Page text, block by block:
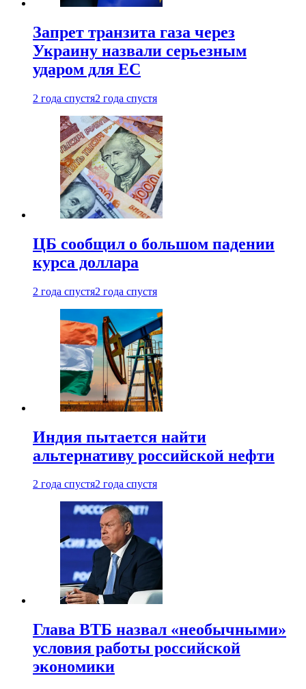
Запрет транзита газа через
Украину назвали серьезным
ударом для ЕС
2 года спустя2 года спустя
ЦБ сообщил о большом падении
курса доллара
2 года спустя2 года спустя
Индия пытается найти
альтернативу российской нефти
2 года спустя2 года спустя
Глава ВТБ назвал «необычными»
условия работы российской
экономики